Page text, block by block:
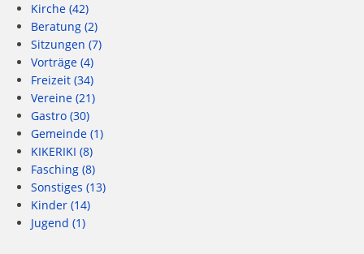
Kirche (42)
Beratung (2)
Sitzungen (7)
Vorträge (4)
Freizeit (34)
Vereine (21)
Gastro (30)
Gemeinde (1)
KIKERIKI (8)
Fasching (8)
Sonstiges (13)
Kinder (14)
Jugend (1)